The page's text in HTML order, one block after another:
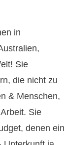
in
Sie
die nicht zu
& Menschen,
Sie
denen ein